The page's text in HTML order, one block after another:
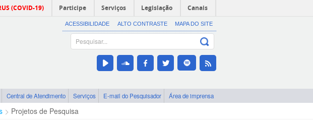
(COVID-19) Participe Serviços Legislação Canais
ACESSIBILIDADE ALTO CONTRASTE MAPA DO SITE
Central de Atendimento Serviços E-mail do Pesquisador Área de imprensa
Projetos de Pesquisa